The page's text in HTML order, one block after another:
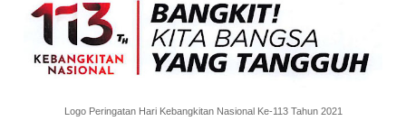
Logo Peringatan Hari Kebangkitan Nasional Ke-113 Tahun 2021